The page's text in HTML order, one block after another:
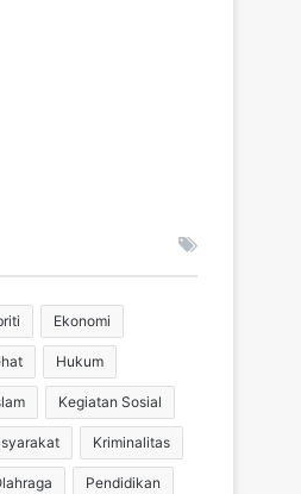
Ekonomi
Hukum
Kegiatan Sosial
Kriminalitas
Pendidikan